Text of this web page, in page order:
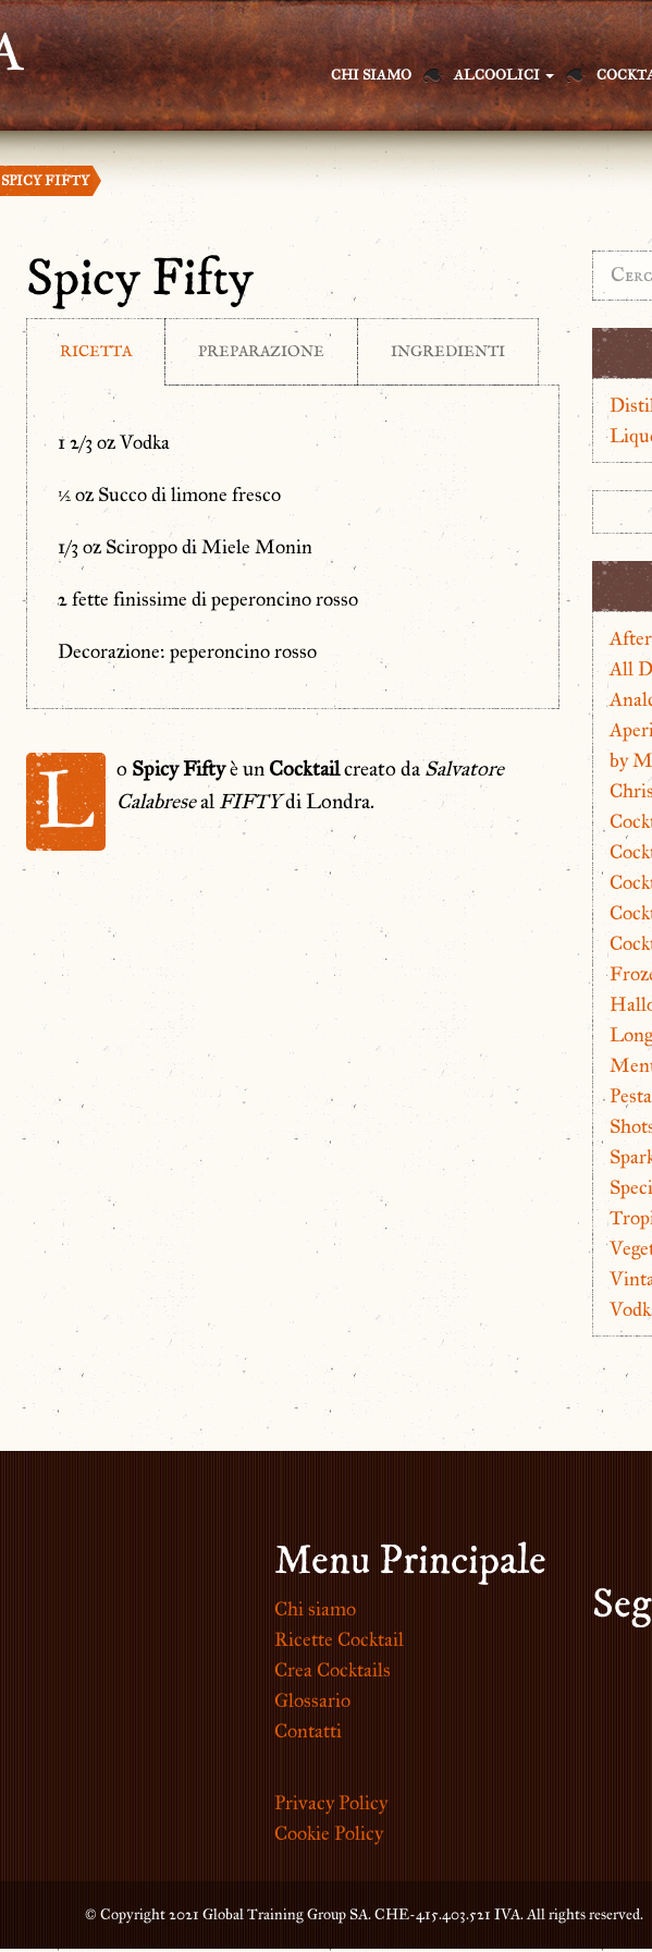
CHI SIAMO ALCOOLICI
SPICY FIFTY
Spicy Fifty
RICETTA PREPARAZIONE INGREDIENTI
1 2/3 oz Vodka
½ oz Succo di limone fresco
1/3 oz Sciroppo di Miele Monin
2 fette finissime di peperoncino rosso
Decorazione: peperoncino rosso
L o Spicy Fiftyè un Cocktailcreato daSalvatore
Calabreseal FIFTYdi Londra.
All
by
Menu Principale
Chi siamo
Ricette Cocktail
Crea Cocktails
Glossario
Contatti
Privacy Policy
Cookie Policy
© Copyright 2021 Global Training Group SA. CHE-415.403.521 IVA. All rights reserved.